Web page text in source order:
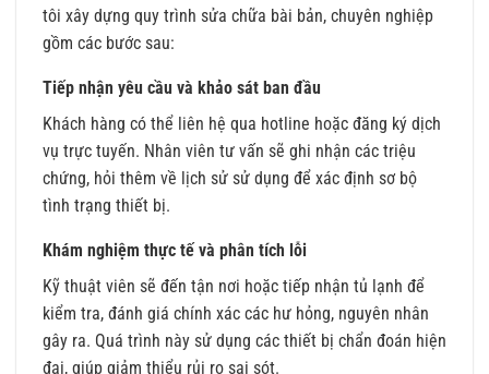
tôi xây dựng quy trình sửa chữa bài bản, chuyên nghiệp
gồm các bước sau:
Tiếp nhận yêu cầu và khảo sát ban đầu
Khách hàng có thể liên hệ qua hotline hoặc đăng ký dịch
vụ trực tuyến. Nhân viên tư vấn sẽ ghi nhận các triệu
chứng, hỏi thêm về lịch sử sử dụng để xác định sơ bộ
tình trạng thiết bị.
Khám nghiệm thực tế và phân tích lỗi
Kỹ thuật viên sẽ đến tận nơi hoặc tiếp nhận tủ lạnh để
kiểm tra, đánh giá chính xác các hư hỏng, nguyên nhân
gây ra. Quá trình này sử dụng các thiết bị chẩn đoán hiện
đại, giúp giảm thiểu rủi ro sai sót.